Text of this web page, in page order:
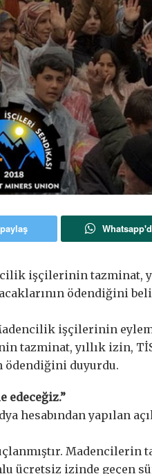
işçilerinin tazminat,
ödendiğini
işçilerinin
tazminat, yıllık izin,
ödendiğini duyurdu.
edeceğiz.”
hesabından yapılan
Madencilerin
ücretsiz izinde geçen